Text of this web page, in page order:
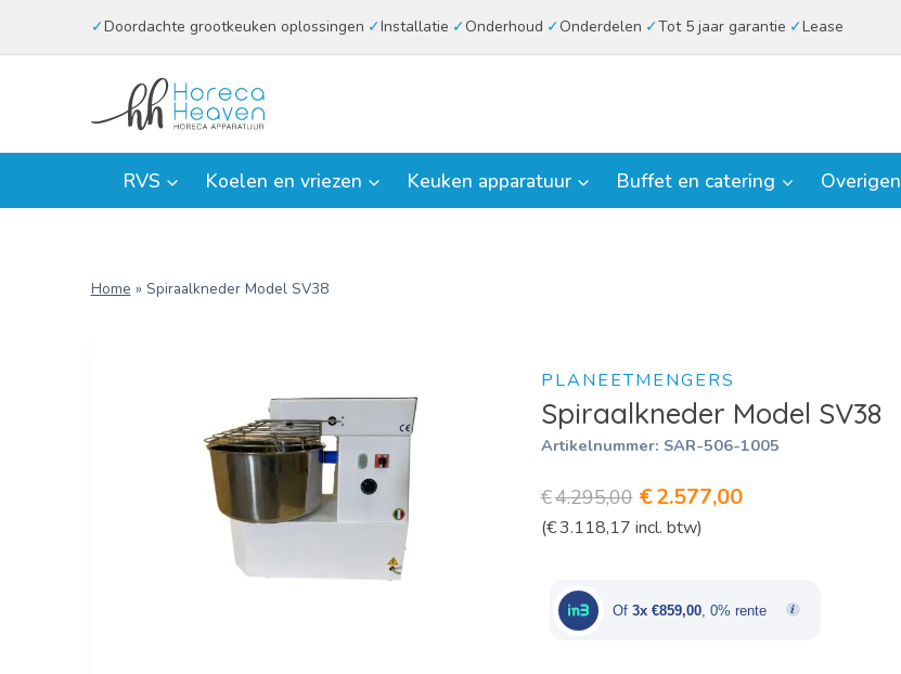
Doordachte grootkeuken oplossingen Installatie Onderhoud Onderdelen Tot 5 jaar garantie Lease
RVS Koelen en vriezen Keuken apparatuur Buffet en catering Overigen
Home » Spiraalkneder Model SV38
PLANEETMENGERS
Spiraalkneder Model SV38
Artikelnummer: SAR-506-1005
€4.295,00 Oorspronkelijke
prijs
€4.295,00.
€2.577,00Huidige
€2.577,00.
(€3.118,17 incl. btw)
Of 3x €859,00, 0% rente